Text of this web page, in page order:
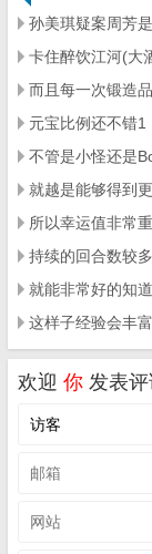
孙美琪疑案周芳
卡住醉饮江河(大
而且每一次锻造
元宝比例还不错1
不管是小怪还是
就越是能够得到
所以幸运值非常
持续的回合数较多
就能非常好的知
这样子经验会丰
欢迎 你 发表评